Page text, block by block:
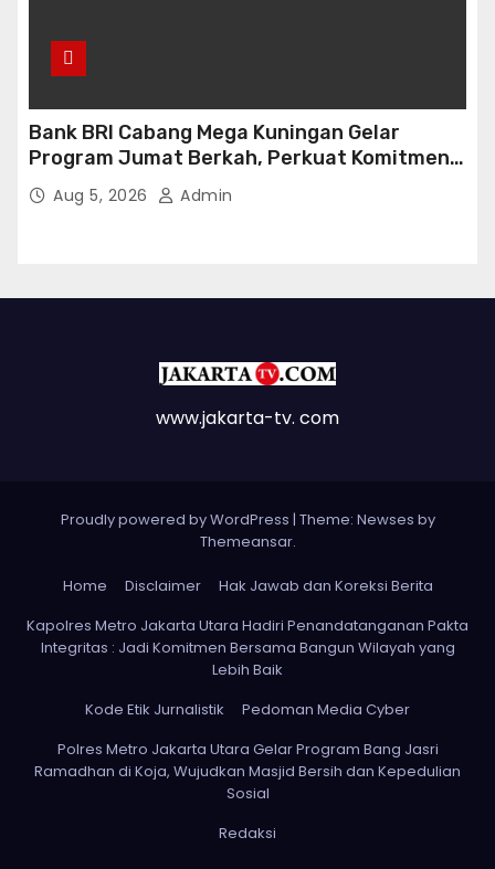
Bank BRI Cabang Mega Kuningan Gelar
Program Jumat Berkah, Perkuat Komitmen
untuk Saling Berbagai Kepada Masyarakat
Sekitar Kawasan Mega Kuningan
Aug 5, 2026 Admin
www.jakarta-tv. com
Proudly powered by WordPress | Theme: Newses by
Themeansar.
Home Disclaimer
Hak Jawab dan Koreksi Berita
Kapolres Metro Jakarta Utara Hadiri Penandatanganan Pakta
Integritas : Jadi Komitmen Bersama Bangun Wilayah yang
Lebih Baik
Kode Etik Jurnalistik
Pedoman Media Cyber
Polres Metro Jakarta Utara Gelar Program Bang Jasri
Ramadhan di Koja, Wujudkan Masjid Bersih dan Kepedulian
Sosial
Redaksi